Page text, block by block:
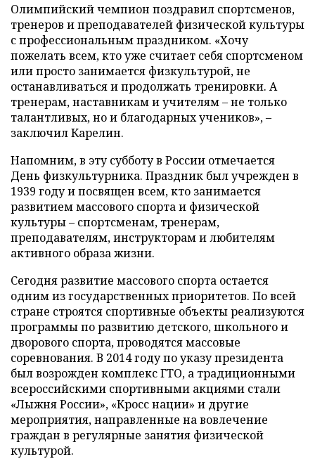
Олимпийский чемпион поздравил спортсменов,
тренеров и преподавателей физической культуры
с профессиональным праздником. «Хочу
пожелать всем, кто уже считает себя спортсменом
или просто занимается физкультурой, не
останавливаться и продолжать тренировки. А
тренерам, наставникам и учителям – не только
талантливых, но и благодарных учеников», –
заключил Карелин.
Напомним, в эту субботу в России отмечается
День физкультурника. Праздник был учрежден в
1939 году и посвящен всем, кто занимается
развитием массового спорта и физической
культуры – спортсменам, тренерам,
преподавателям, инструкторам и любителям
активного образа жизни.
Сегодня развитие массового спорта остается
одним из государственных приоритетов. По всей
стране строятся спортивные объекты реализуются
программы по развитию детского, школьного и
дворового спорта, проводятся массовые
соревнования. В 2014 году по указу президента
был возрожден комплекс ГТО, а традиционными
всероссийскими спортивными акциями стали
«Лыжня России», «Кросс нации» и другие
мероприятия, направленные на вовлечение
граждан в регулярные занятия физической
культурой.